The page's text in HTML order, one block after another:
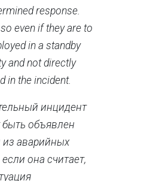
response.
even if they are to
in a standby
and not directly
in the incident.
инцидент
объявлен
аварийных
она считает,